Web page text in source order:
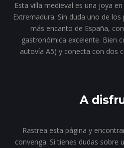
Esta villa medieval es una joya
Extremadura. Sin duda uno de
más encanto de España,
gastronómica excelente. Bien
autovía A5) y conecta con dos
A
Rastrea esta página y
convenga. Si tienes dudas sobre